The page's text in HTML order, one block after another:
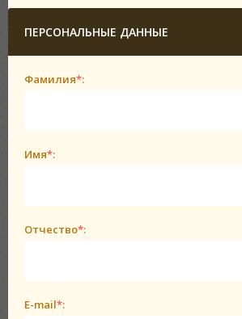
ПЕРСОНАЛЬНЫЕ ДАННЫЕ
Фамилия*:
Имя*:
Отчество*:
E-mail*: